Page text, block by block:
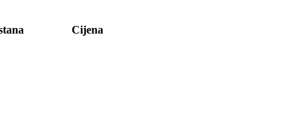
Cijena